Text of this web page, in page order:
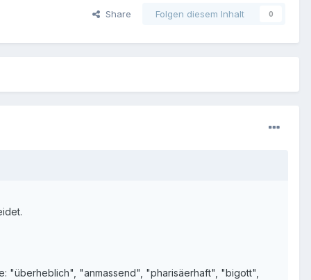
Share Folgen diesem Inhalt 0
"überheblich", "anmassend", "pharisäerhaft", "bigott",